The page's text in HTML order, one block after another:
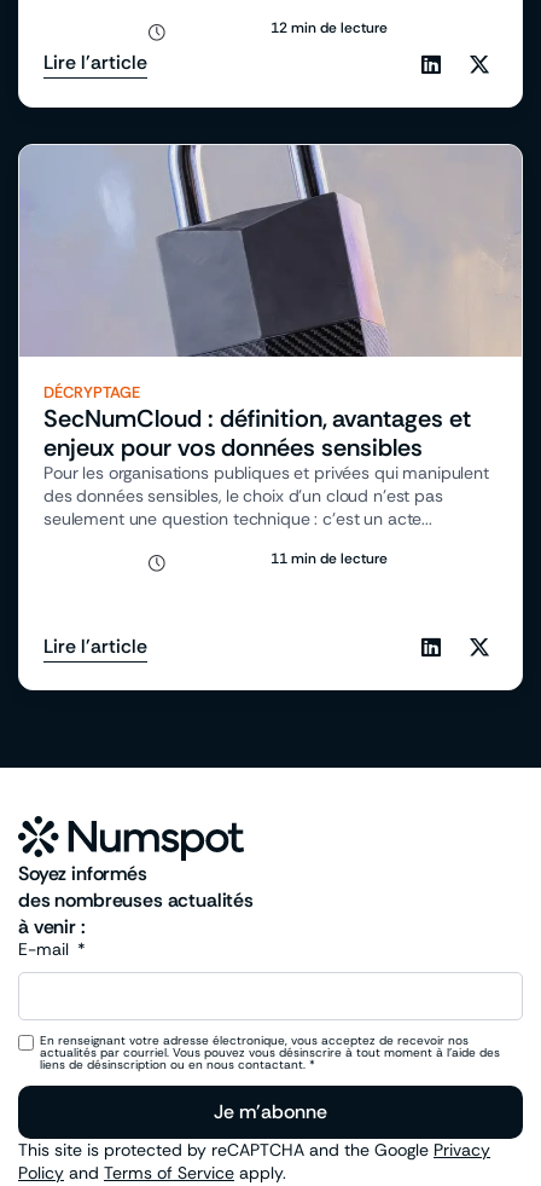
12 min de lecture
Lire l'article
DÉCRYPTAGE
SecNumCloud : définition, avantages et
enjeux pour vos données sensibles
Pour les organisations publiques et privées qui manipulent
des données sensibles, le choix d’un cloud n’est pas
seulement une question technique : c’est un acte...
11 min de lecture
Lire l'article
Soyez informés
des nombreuses actualités
à venir :
E-mail
En renseignant votre adresse électronique, vous acceptez de recevoir nos
actualités par courriel. Vous pouvez vous désinscrire à tout moment à l’aide des
liens de désinscription ou en nous contactant. *
Je m'abonne
This site is protected by reCAPTCHA and the Google Privacy
Policy and Terms of Service apply.